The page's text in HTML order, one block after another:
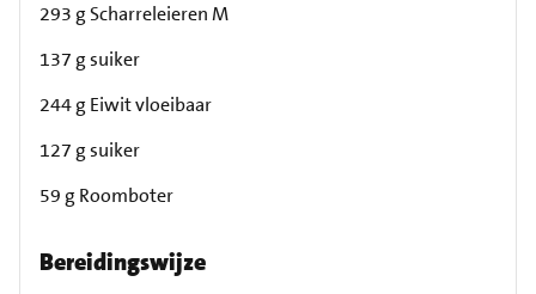
293 g Scharreleieren M
137 g suiker
244 g Eiwit vloeibaar
127 g suiker
59 g Roomboter
Bereidingswijze